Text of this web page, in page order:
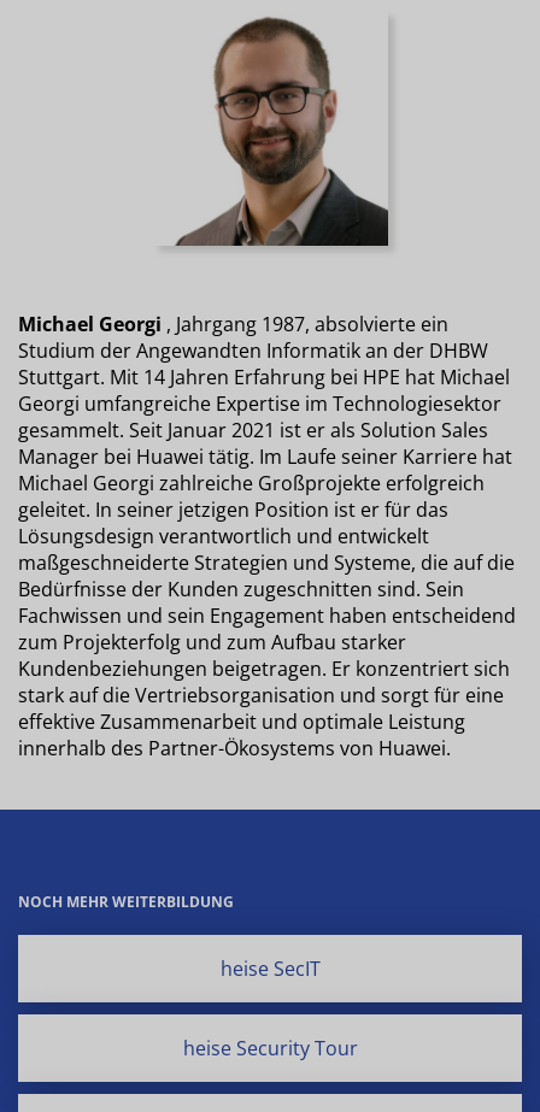
Michael Georgi , Jahrgang 1987, absolvierte ein
Studium der Angewandten Informatik an der DHBW
Stuttgart. Mit 14 Jahren Erfahrung bei HPE hat Michael
Georgi umfangreiche Expertise im Technologiesektor
gesammelt. Seit Januar 2021 ist er als Solution Sales
Manager bei Huawei tätig. Im Laufe seiner Karriere hat
Michael Georgi zahlreiche Großprojekte erfolgreich
geleitet. In seiner jetzigen Position ist er für das
Lösungsdesign verantwortlich und entwickelt
maßgeschneiderte Strategien und Systeme, die auf die
Bedürfnisse der Kunden zugeschnitten sind. Sein
Fachwissen und sein Engagement haben entscheidend
zum Projekterfolg und zum Aufbau starker
Kundenbeziehungen beigetragen. Er konzentriert sich
stark auf die Vertriebsorganisation und sorgt für eine
effektive Zusammenarbeit und optimale Leistung
innerhalb des Partner-Ökosystems von Huawei.
NOCH MEHR WEITERBILDUNG
heise SecIT
heise Security Tour